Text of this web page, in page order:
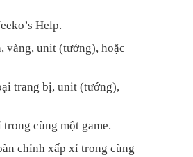
Help.
vàng, unit (tướng), hoặc
trang bị, unit (tướng),
cùng một game.
chỉnh xấp xỉ trong cùng